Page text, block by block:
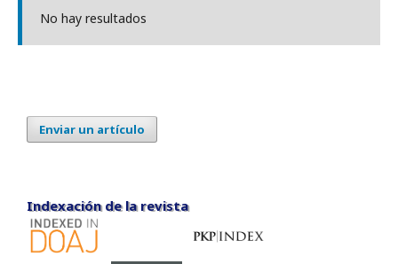
No hay resultados
Enviar un artículo
Indexación de la revista
Indexación de la revista